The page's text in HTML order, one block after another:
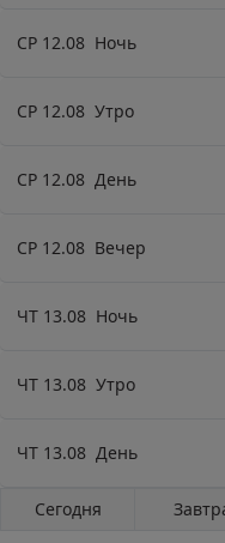
СР 12.08 Ночь
СР 12.08 Утро
СР 12.08 День
СР 12.08 Вечер
ЧТ 13.08 Ночь
ЧТ 13.08 Утро
ЧТ 13.08 День
Сегодня